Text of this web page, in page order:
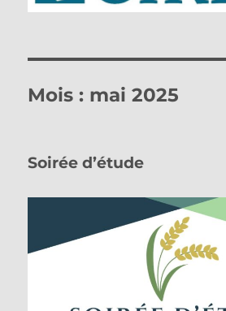
Mois : mai 2025
Soirée d’étude